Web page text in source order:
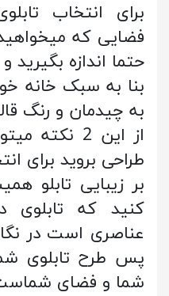
برای انتخاب
فضایی که میخواهید
حتما اندازه بگیرید
بنا به سبک خانه
به چیدمان و رنگ
از این 2
طراحی بروید برای
بر زیبایی تابلو
کنید که تابلوی
عناصری است در
پس طرح تابلوی
شما و فضای